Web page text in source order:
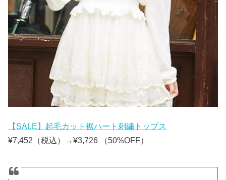
【SALE】起毛カット裾ハート刺繍トップス
¥7,452（税込）→¥3,726 （50%OFF）